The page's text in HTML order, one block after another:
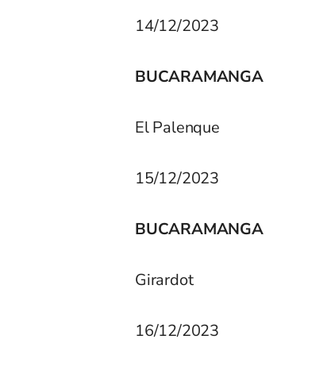
14/12/2023
BUCARAMANGA
El Palenque
15/12/2023
BUCARAMANGA
Girardot
16/12/2023